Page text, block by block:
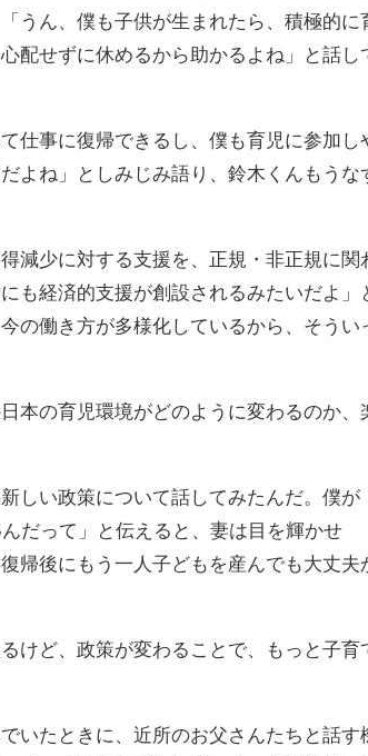
うん、僕も子供が生まれたら、積極的に
配せずに休めるから助かるよね」と話し
仕事に復帰できるし、僕も育児に参加し
よね」としみじみ語り、鈴木くんもうな
減少に対する支援を、正規・非正規に関
も経済的支援が創設されるみたいだよ」
の働き方が多様化しているから、そうい
本の育児環境がどのように変わるのか、
しい政策について話してみたんだ。僕が
だって」と伝えると、妻は目を輝かせ
帰後にもう一人子どもを産んでも大丈夫
けど、政策が変わることで、もっと子育
いたときに、近所のお父さんたちと話す